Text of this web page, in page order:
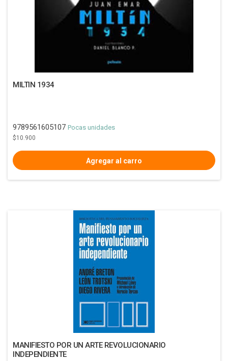
MILTIN 1934
9789561605107 Pocas unidades
$10.900
MANIFIESTO POR UN ARTE REVOLUCIONARIO
INDEPENDIENTE